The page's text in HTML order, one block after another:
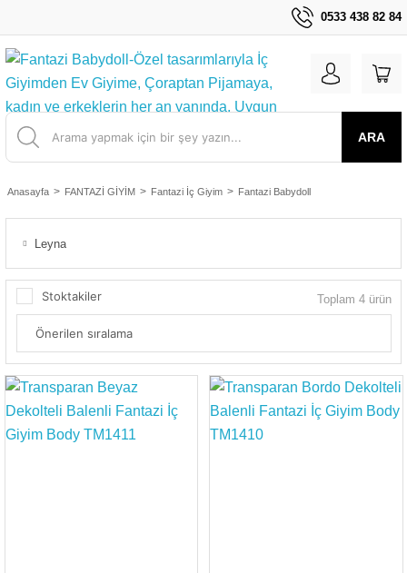
0533 438 82 84
ARA
Anasayfa FANTAZİ GİYİM Fantazi İç Giyim Fantazi Babydoll
Leyna
Stoktakiler Toplam 4 ürün